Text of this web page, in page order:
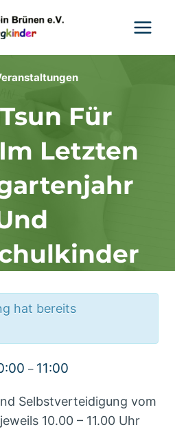
Für
Letzten
hat bereits
– 11:00
Selbstverteidigung vom
10.00 – 11.00 Uhr